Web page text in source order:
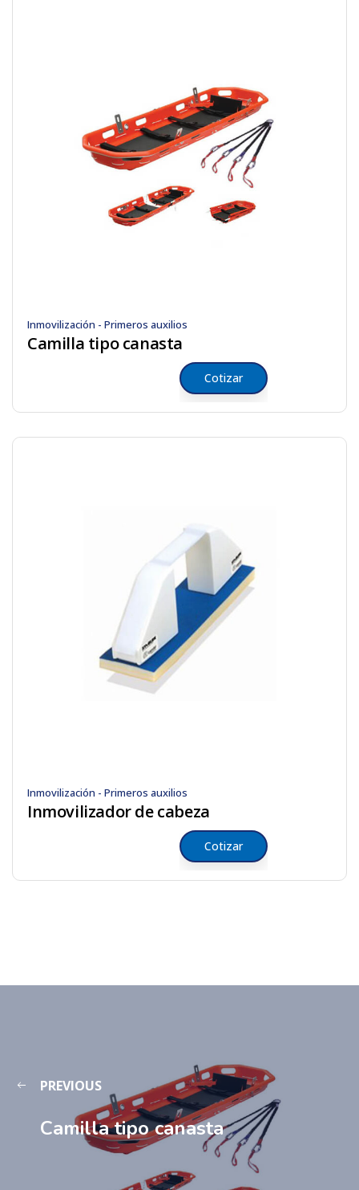
Inmovilización - Primeros auxilios
Camilla tipo canasta
Cotizar
Inmovilización - Primeros auxilios
Inmovilizador de cabeza
Cotizar
PREVIOUS
Camilla tipo canasta